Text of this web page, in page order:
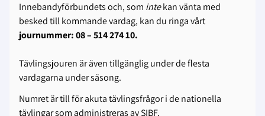
Innebandyförbundets och, som intekan vänta med
besked till kommande vardag, kan du ringa vårt
journummer: 08 – 514 274 10.
Tävlingsjouren är även tillgänglig under de flesta
vardagarna under säsong.
Numret är till för akuta tävlingsfrågor i de nationella
tävlingar som administreras av SIBF.